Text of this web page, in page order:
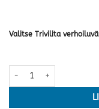
Valitse Trivilita
Rio nojatuoli · kolme